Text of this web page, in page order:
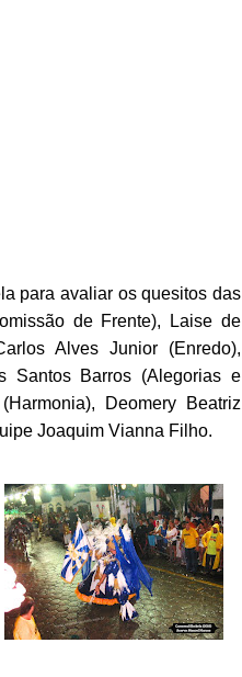
para avaliar os quesitos das
de Frente), Laise de
Alves Junior (Enredo),
Santos Barros (Alegorias e
Deomery Beatriz
Joaquim Vianna Filho.